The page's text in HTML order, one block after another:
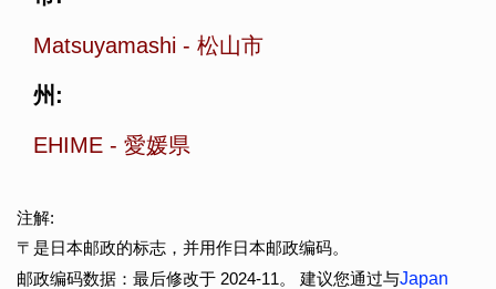
Matsuyamashi - 松山市
州:
EHIME - 愛媛県
注解:
〒是日本邮政的标志，并用作日本邮政编码。
邮政编码数据：最后修改于 2024-11。 建议您通过与Japan